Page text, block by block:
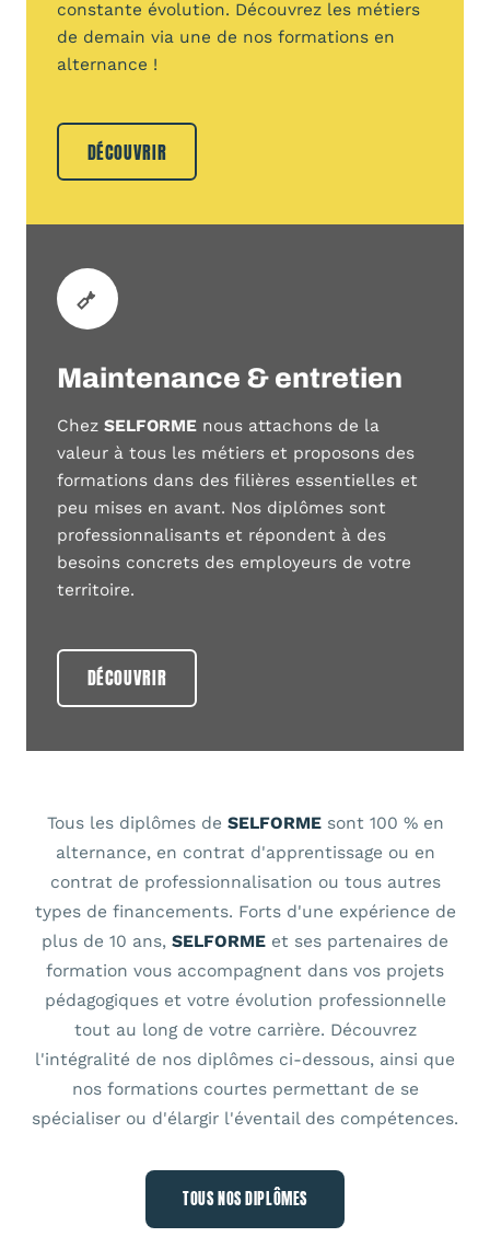
constante évolution. Découvrez les métiers
de demain via une de nos formations en
alternance !
DÉCOUVRIR
Maintenance & entretien
Chez SELFORME nous attachons de la
valeur à tous les métiers et proposons des
formations dans des filières essentielles et
peu mises en avant. Nos diplômes sont
professionnalisants et répondent à des
besoins concrets des employeurs de votre
territoire.
DÉCOUVRIR
Tous les diplômes de SELFORMEsont 100 % en
alternance, en contrat d'apprentissage ou en
contrat de professionnalisation ou tous autres
types de financements. Forts d'une expérience de
plus de 10 ans, SELFORME et ses partenaires de
formation vous accompagnent dans vos projets
pédagogiques et votre évolution professionnelle
tout au long de votre carrière. Découvrez
l'intégralité de nos diplômes ci-dessous, ainsi que
nos formations courtes permettant de se
spécialiser ou d'élargir l'éventail des compétences.
TOUS NOS DIPLÔMES